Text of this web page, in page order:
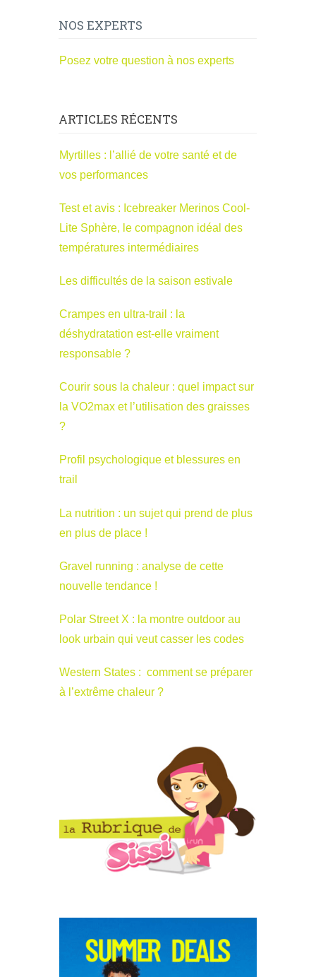
NOS EXPERTS
Posez votre question à nos experts
ARTICLES RÉCENTS
Myrtilles : l’allié de votre santé et de
vos performances
Test et avis : Icebreaker Merinos Cool-
Lite Sphère, le compagnon idéal des
températures intermédiaires
Les difficultés de la saison estivale
Crampes en ultra-trail : la
déshydratation est-elle vraiment
responsable ?
Courir sous la chaleur : quel impact sur
la VO2max et l’utilisation des graisses
?
Profil psychologique et blessures en
trail
La nutrition : un sujet qui prend de plus
en plus de place !
Gravel running : analyse de cette
nouvelle tendance !
Polar Street X : la montre outdoor au
look urbain qui veut casser les codes
Western States : comment se préparer
à l’extrême chaleur ?